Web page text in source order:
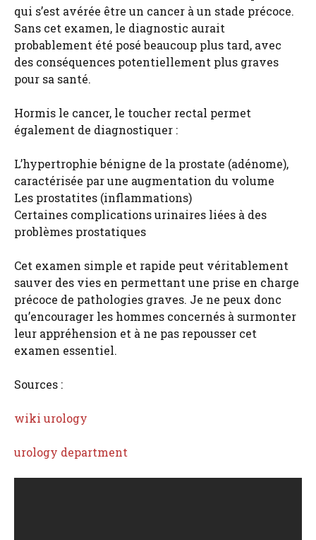
qui s’est avérée être un cancer à un stade précoce.
Sans cet examen, le diagnostic aurait
probablement été posé beaucoup plus tard, avec
des conséquences potentiellement plus graves
pour sa santé.
Hormis le cancer, le toucher rectal permet
également de diagnostiquer :
L’hypertrophie bénigne de la prostate (adénome),
caractérisée par une augmentation du volume
Les prostatites (inflammations)
Certaines complications urinaires liées à des
problèmes prostatiques
Cet examen simple et rapide peut véritablement
sauver des vies en permettant une prise en charge
précoce de pathologies graves. Je ne peux donc
qu’encourager les hommes concernés à surmonter
leur appréhension et à ne pas repousser cet
examen essentiel.
Sources :
wiki urology
urology department